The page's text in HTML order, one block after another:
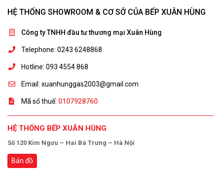
HỆ THỐNG SHOWROOM & CƠ SỞ CỦA BẾP XUÂN HÙNG
Công ty TNHH đầu tư thương mại Xuân Hùng
Telephone: 0243 6248868
Hotline: 093 4554 868
Email: xuanhunggas2003@gmail.com
Mã số thuế: 0107928760
HỆ THỐNG BẾP XUÂN HÙNG
Số 120 Kim Ngưu – Hai Bà Trưng – Hà Nội
Bản đồ